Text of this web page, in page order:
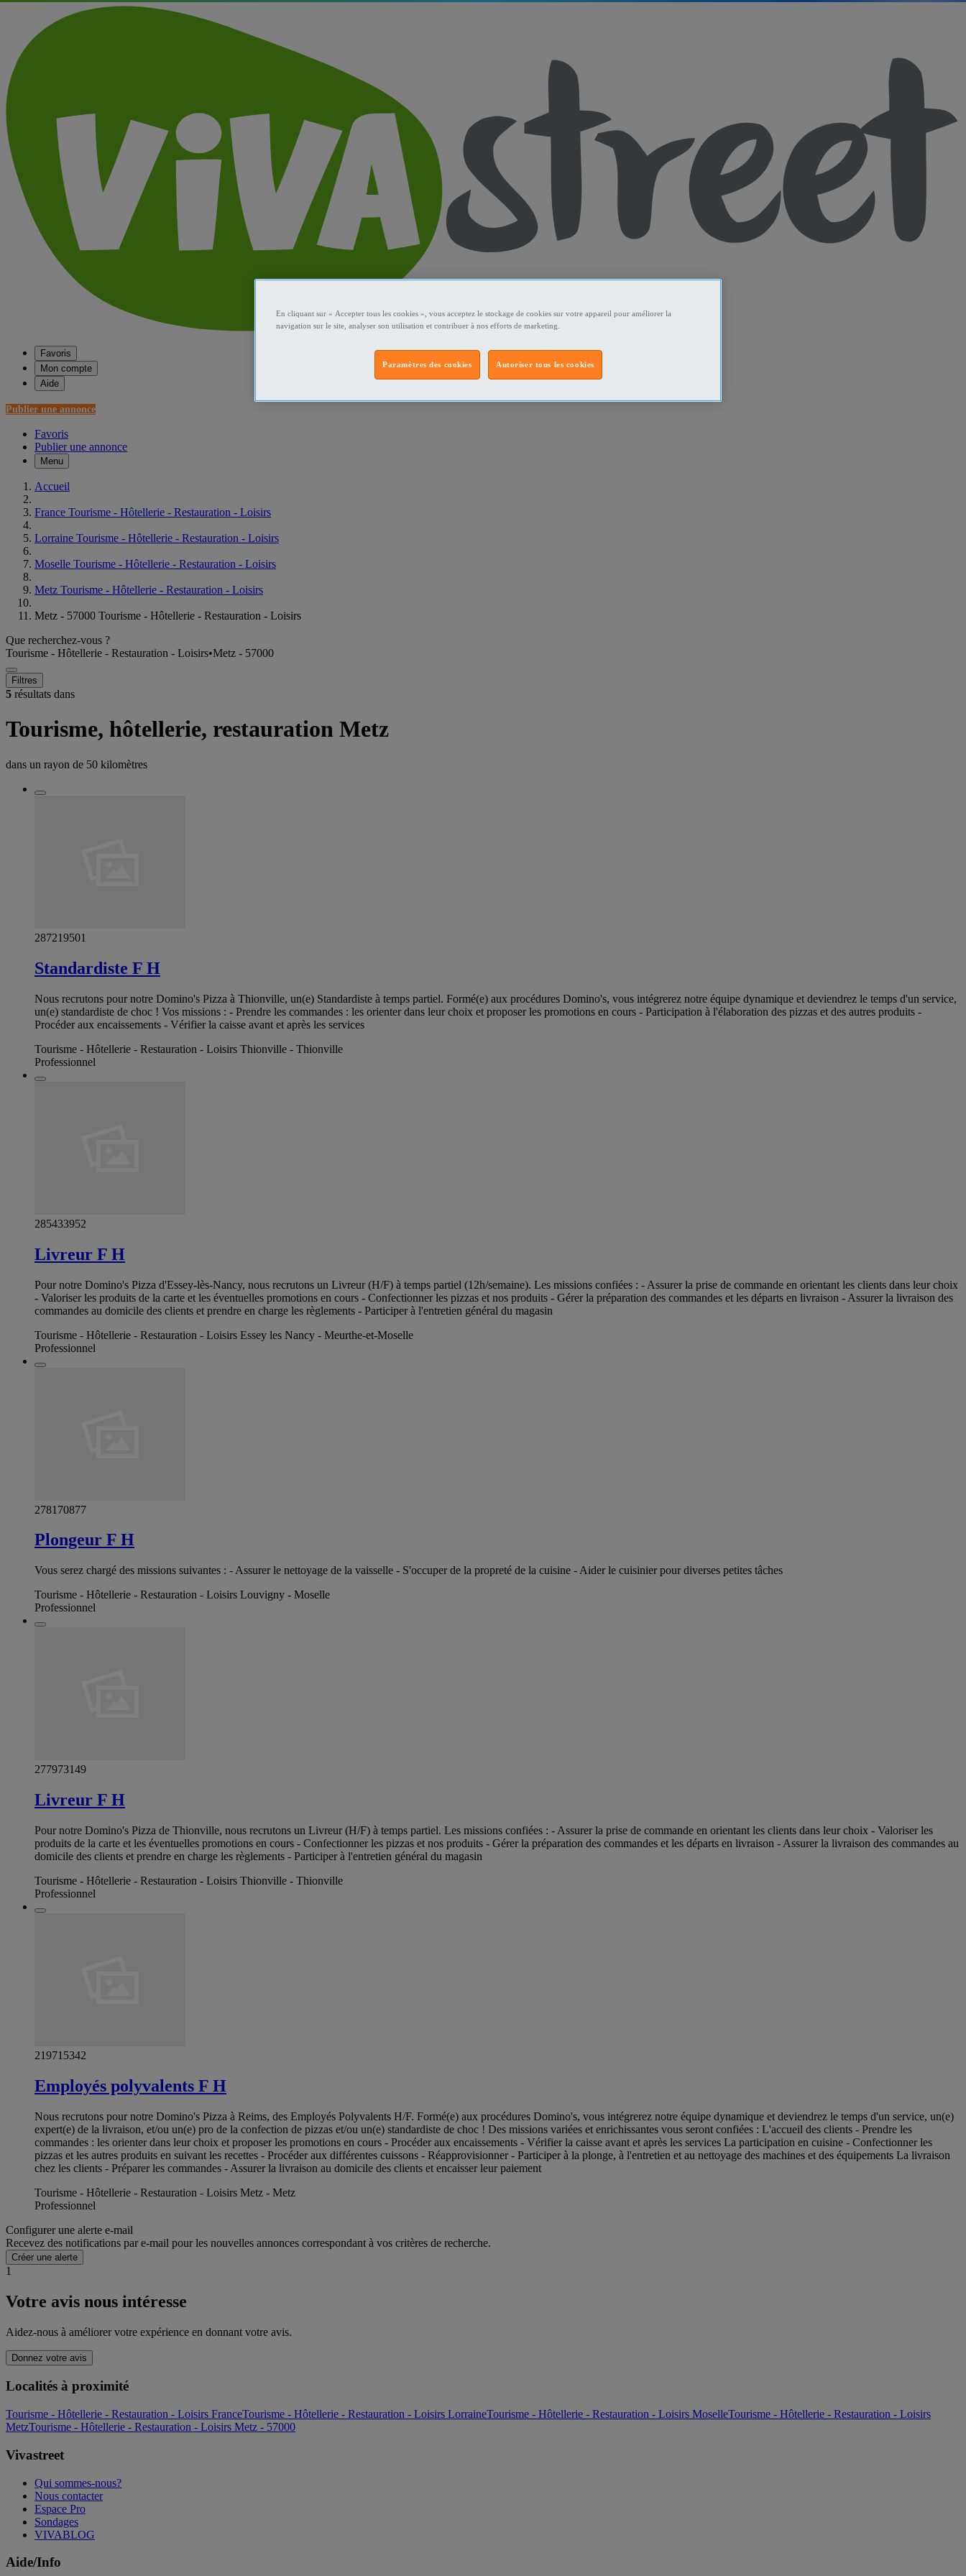
Favoris
Mon compte
Aide
Publier une annonce
Favoris
Publier une annonce
Menu
Accueil
France Tourisme - Hôtellerie - Restauration - Loisirs
Lorraine Tourisme - Hôtellerie - Restauration - Loisirs
Moselle Tourisme - Hôtellerie - Restauration - Loisirs
Metz Tourisme - Hôtellerie - Restauration - Loisirs
Metz - 57000 Tourisme - Hôtellerie - Restauration - Loisirs
Que recherchez-vous ?
Tourisme - Hôtellerie - Restauration - Loisirs•Metz - 57000
Filtres
5 résultats dans
Tourisme, hôtellerie, restauration Metz
dans un rayon de 50 kilomètres
287219501
Standardiste F H
Nous recrutons pour notre Domino's Pizza à Thionville, un(e) Standardiste à temps partiel. Formé(e) aux procédures Domino's, vous intégrerez notre équipe dynamique et deviendrez le temps d'un service,
un(e) standardiste de choc ! Vos missions : - Prendre les commandes : les orienter dans leur choix et proposer les promotions en cours - Participation à l'élaboration des pizzas et des autres produits -
Procéder aux encaissements - Vérifier la caisse avant et après les services
Tourisme - Hôtellerie - Restauration - Loisirs Thionville - Thionville
Professionnel
285433952
Livreur F H
Pour notre Domino's Pizza d'Essey-lès-Nancy, nous recrutons un Livreur (H/F) à temps partiel (12h/semaine). Les missions confiées : - Assurer la prise de commande en orientant les clients dans leur choix
- Valoriser les produits de la carte et les éventuelles promotions en cours - Confectionner les pizzas et nos produits - Gérer la préparation des commandes et les départs en livraison - Assurer la livraison des
commandes au domicile des clients et prendre en charge les règlements - Participer à l'entretien général du magasin
Tourisme - Hôtellerie - Restauration - Loisirs Essey les Nancy - Meurthe-et-Moselle
Professionnel
278170877
Plongeur F H
Vous serez chargé des missions suivantes : - Assurer le nettoyage de la vaisselle - S'occuper de la propreté de la cuisine - Aider le cuisinier pour diverses petites tâches
Tourisme - Hôtellerie - Restauration - Loisirs Louvigny - Moselle
Professionnel
277973149
Livreur F H
Pour notre Domino's Pizza de Thionville, nous recrutons un Livreur (H/F) à temps partiel. Les missions confiées : - Assurer la prise de commande en orientant les clients dans leur choix - Valoriser les
produits de la carte et les éventuelles promotions en cours - Confectionner les pizzas et nos produits - Gérer la préparation des commandes et les départs en livraison - Assurer la livraison des commandes au
domicile des clients et prendre en charge les règlements - Participer à l'entretien général du magasin
Tourisme - Hôtellerie - Restauration - Loisirs Thionville - Thionville
Professionnel
219715342
Employés polyvalents F H
Nous recrutons pour notre Domino's Pizza à Reims, des Employés Polyvalents H/F. Formé(e) aux procédures Domino's, vous intégrerez notre équipe dynamique et deviendrez le temps d'un service, un(e)
expert(e) de la livraison, et/ou un(e) pro de la confection de pizzas et/ou un(e) standardiste de choc ! Des missions variées et enrichissantes vous seront confiées : L'accueil des clients - Prendre les
commandes : les orienter dans leur choix et proposer les promotions en cours - Procéder aux encaissements - Vérifier la caisse avant et après les services La participation en cuisine - Confectionner les
pizzas et les autres produits en suivant les recettes - Procéder aux différentes cuissons - Réapprovisionner - Participer à la plonge, à l'entretien et au nettoyage des machines et des équipements La livraison
chez les clients - Préparer les commandes - Assurer la livraison au domicile des clients et encaisser leur paiement
Tourisme - Hôtellerie - Restauration - Loisirs Metz - Metz
Professionnel
Configurer une alerte e-mail
Recevez des notifications par e-mail pour les nouvelles annonces correspondant à vos critères de recherche.
Créer une alerte
1
Votre avis nous intéresse
Aidez-nous à améliorer votre expérience en donnant votre avis.
Donnez votre avis
Localités à proximité
Tourisme - Hôtellerie - Restauration - Loisirs FranceTourisme - Hôtellerie - Restauration - Loisirs LorraineTourisme - Hôtellerie - Restauration - Loisirs MoselleTourisme - Hôtellerie - Restauration - Loisirs
MetzTourisme - Hôtellerie - Restauration - Loisirs Metz - 57000
Vivastreet
Qui sommes-nous?
Nous contacter
Espace Pro
Sondages
VIVABLOG
Aide/Info
En cliquant sur « Accepter tous les cookies », vous acceptez le stockage de cookies sur votre appareil pour améliorer la
navigation sur le site, analyser son utilisation et contribuer à nos efforts de marketing.
Autoriser tous les cookies
Paramètres des cookies